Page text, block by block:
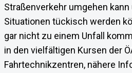
Straßenverkehr umgehen
Situationen tückisch werden
gar nicht zu einem Unfall
in den vielfältigen Kursen der
Fahrtechnikzentren, nähere